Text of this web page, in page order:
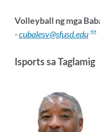
Volleyball ng mga
-cubalesv@sfusd.edu
Isports sa Taglamig